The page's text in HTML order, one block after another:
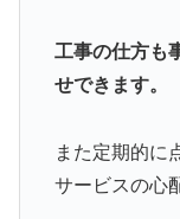
工事の仕方も
せできます。
また定期的に
サービスの心